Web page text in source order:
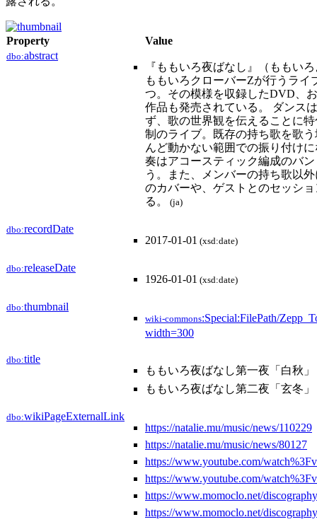
Property Value
dbo:abstract
『ももいろ夜ばなし』（ももい
ももいろクローバーZが行うライ
つ。その模様を収録したDVD、
作品も発売されている。 ダンス
ず、歌の世界観を伝えることに
制のライブ。既存の持ち歌を歌
んど動かない範囲での振り付け
奏はアコースティック編成のバ
う。また、メンバーの持ち歌以
のカバーや、ゲストとのセッシ
る。
(ja)
dbo:recordDate
2017-01-01 (xsd:date)
dbo:releaseDate
1926-01-01 (xsd:date)
dbo:thumbnail
wiki-commons:Special:FilePath/
width=300
dbo:title
ももいろ夜ばなし第一夜「白秋」
ももいろ夜ばなし第二夜「玄冬」
dbo:wikiPageExternalLink
https://natalie.mu/music/news/110229
https://natalie.mu/music/news/80127
https://www.youtube.com/
https://www.youtube.com/
https://www.momoclo.net/
https://www.momoclo.net/